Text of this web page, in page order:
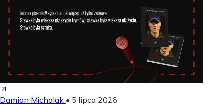
Damian Michalak • 5 lipca 2026